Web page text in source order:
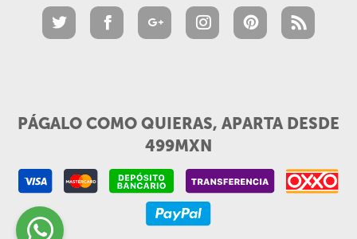
PÁGALO COMO QUIERAS, APARTA DESDE
499MXN